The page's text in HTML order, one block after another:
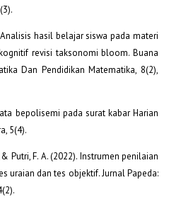
hasil belajar siswa pada materi
revisi taksonomi bloom. Buana
Dan Pendidikan Matematika, 8(2),
bepolisemi pada surat kabar Harian
5(4).
Putri, F. A. (2022). Instrumen penilaian
uraian dan tes objektif. Jurnal Papeda: